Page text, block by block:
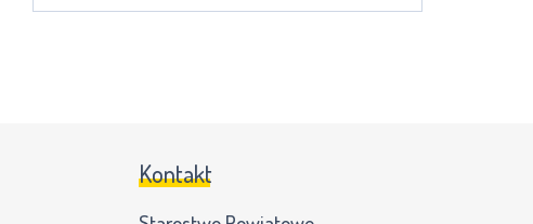
Kontakt